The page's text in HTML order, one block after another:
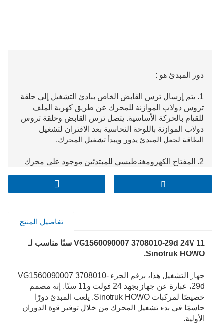
دور المبدئ هو :
1. يتم إرسال ترس القابض الخاص ببادئ التشغيل إلى حلقة
تروس دولاب الموازنة للمحرك عن طريق كهربة الملف
للقيام بالحركة الأساسية. يتصل ترس القابض وحلقة تروس
دولاب الموازنة باللوحة النحاسية بعد الاقتران لتشغيل
الطاقة لجعل المبدئ يدور ويبدأ تشغيل المحرك.
2. المفتاح الكهرومغناطيسي للمبتدئين موجود على محرك
القوة المغناطيسية لدفع ترس البداية وتتزامن حلقة تروس
دولاب الموازنة، وسيعمل محرك التشغيل، وسيبدأ المحرك.
كهرومغناطيسي، عندما يتم تنشيط ملف الكهرومغناطيسي
يسحب مفتاح الاتصال مغلقًا، وذلك لتوصيل دائرة التحكم؛
التشغيل، مما يؤثر بشكل مباشر على موثوقية المحرك.
تفاصيل المنتج
VG1560090007 3708010-29d 24V 11 سنًا مناسب لـ
Sinotruk HOWO.
جهاز التشغيل هذا، برقم الجزء VG1560090007 3708010-
29d، عبارة عن جهاز بجهد 24 فولت و11 سنًا. إنه مصمم
خصيصًا لمركبات Sinotruk HOWO. يلعب المبدئ دورًا
حاسمًا في بدء تشغيل المحرك من خلال توفير قوة الدوران
الأولية.